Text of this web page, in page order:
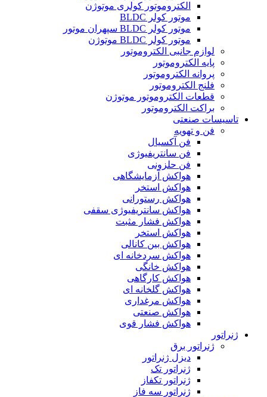
الکتروموتور کولری موتوژن
موتور کولر BLDC
موتور کولر BLDC سپهران موتور
موتور کولر BLDC موتوژن
لوازم جانبی الکتروموتور
پایه الکتروموتور
پروانه الکتروموتور
فلنج الکتروموتور
قطعات الکتروموتور موتوژن
براکت الکتروموتور
تاسیسات صنعتی
فن و تهویه
فن آکسیال
فن سانتریفیوژی
فن حلزونی
هواکش آزمایشگاهی
هواکش استخر
هواکش رستورانی
هواکش سانتریفیوژی سقفی
هواکش فشار مثبت
هواکش استخر
هواکش بین کانالی
هواکش سردخانه ای
هواکش خانگی
هواکش کارگاهی
هواکش گلخانه ای
هواکش مرغداری
هواکش صنعتی
هواکش فشار قوی
ژنراتور
ژنراتور برق
دیزل ژنراتور
ژنراتور تک
ژنراتور تکفاز
ژنراتور سه فاز